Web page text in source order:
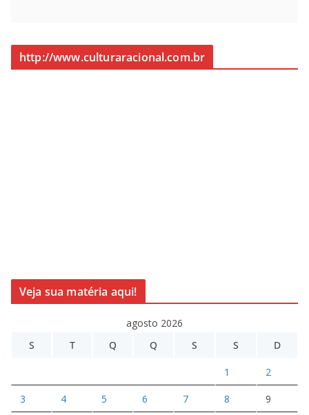
http://www.culturaracional.com.br
Veja sua matéria aqui!
agosto 2026
S
T Q Q S S D
1 2
3 4 5 6 7 8 9